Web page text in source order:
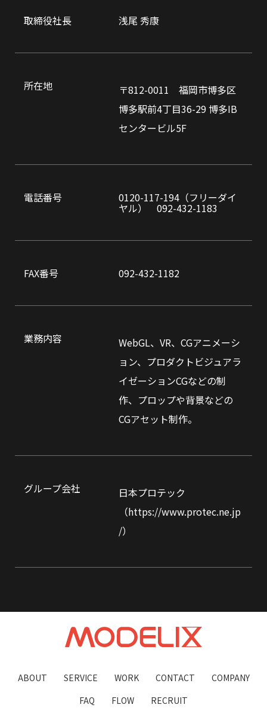
取締役社長 浅尾 秀康
所在地
〒812-0011 福岡市博多区
博多駅前4丁目36-29 博多IB
センタービル5F
電話番号 0120-117-194（フリーダイ
ヤル） 092-432-1183
FAX番号 092-432-1182
業務内容
WebGL、VR、CGアニメーシ
ョン、プロダクトビジュアラ
イゼーションCGなどの制
作、プロップや背景などの
CGアセット制作。
グループ会社
日本プロテック
（https://www.protec.ne.jp
/）
ABOUT SERVICE WORK CONTACT
COMPANY
FAQ
FLOW RECRUIT